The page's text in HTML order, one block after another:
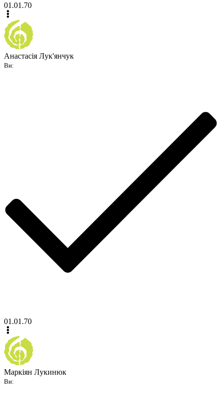
01.01.70
Анастасія Лук'янчук
Ви:
01.01.70
Маркіян Лукинюк
Ви: